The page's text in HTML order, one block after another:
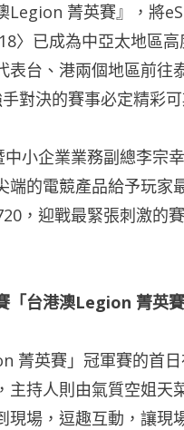
Legion 菁英賽』，將
〉已成為中亞太地區
表台、港兩個地區前往
對決的賽事必定精彩
小企業業務副總李宗
端的電競產品給予玩家
，迎戰最緊張刺激的
「台港澳Legion 菁英
菁英賽」冠軍賽的首
主持人則由氣質空姐
現場，逗趣互動，讓